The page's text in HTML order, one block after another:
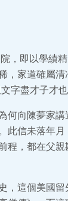
，即以學績
，家道確屬
字盡才子才也
何向陳夢家
此信未落年
程，都在父
，這個美國